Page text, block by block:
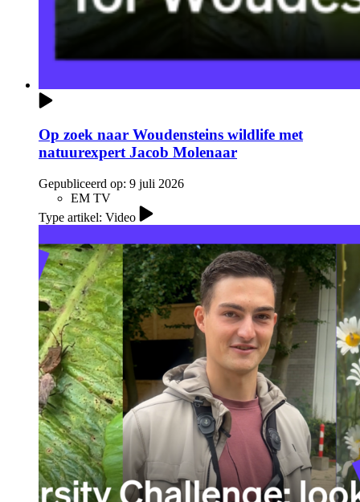
Op zoek naar Woudensteins wildlife met
natuurexpert Jacob Molenaar
Gepubliceerd op: 9 juli 2026
EM TV
Type artikel: Video